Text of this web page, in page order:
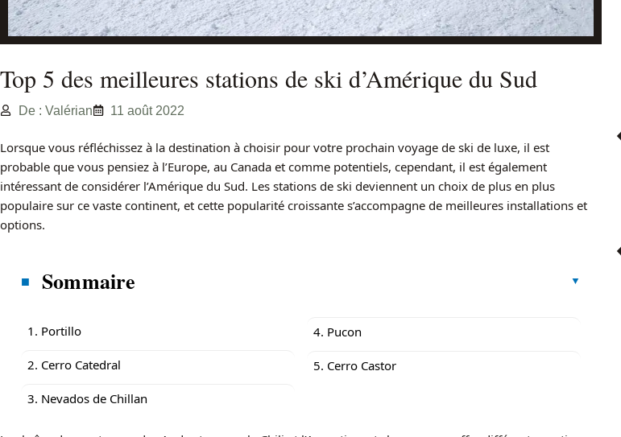
Top 5 des meilleures stations de ski d’Amérique du Sud
De : Valérian 11 août 2022
Lorsque vous réfléchissez à la destination à choisir pour votre prochain voyage de ski de luxe, il est
probable que vous pensiez à l’Europe, au Canada et comme potentiels, cependant, il est également
intéressant de considérer l’Amérique du Sud. Les stations de ski deviennent un choix de plus en plus
populaire sur ce vaste continent, et cette popularité croissante s’accompagne de meilleures installations et
options.
Sommaire
1. Portillo
2. Cerro Catedral
3. Nevados de Chillan
4. Pucon
5. Cerro Castor